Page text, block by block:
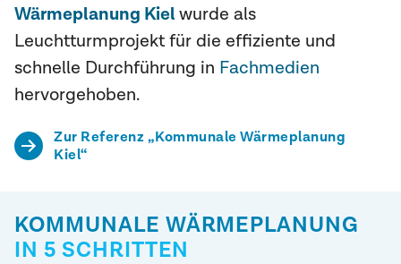
Wärmeplanung Kiel wurde als
Leuchtturmprojekt für die effiziente und
schnelle Durchführung in Fachmedien
hervorgehoben.
Zur Referenz „Kommunale Wärmeplanung
Kiel“
KOMMUNALE WÄRMEPLANUNG
IN 5 SCHRITTEN